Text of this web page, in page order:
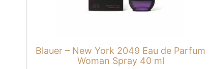
Blauer – New York 2049 Eau de Parfum
Woman Spray 40 ml